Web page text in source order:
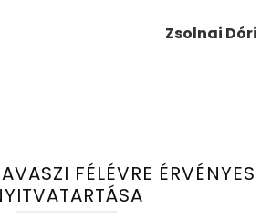
Zsolnai Dóri
FÉLÉVRE ÉRVÉNYES